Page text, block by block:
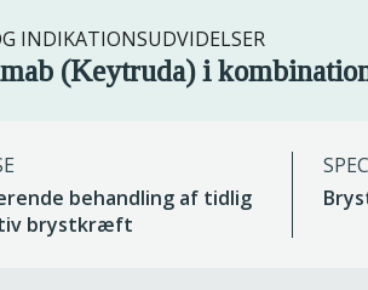
INDIKATIONSUDVIDELSER
(Keytruda) i
behandling af tidlig
brystkræft